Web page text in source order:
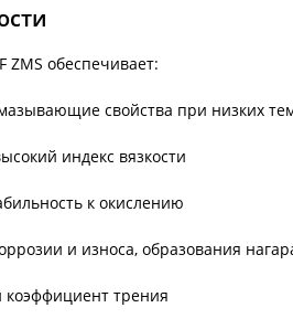
ZMS обеспечивает:
свойства при низких
индекс вязкости
к окислению
и износа, образования
коэффициент трения